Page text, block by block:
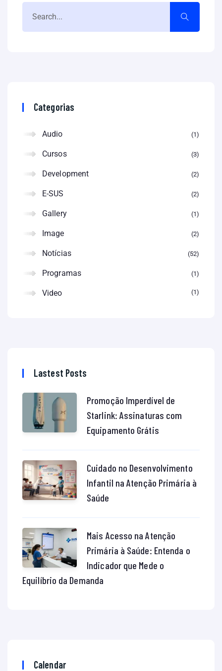
Categorias
Audio 1
Cursos 3
Development 2
E-SUS 2
Gallery 1
Image 2
Notícias 52
Programas 1
Video 1
Lastest Posts
Promoção Imperdível de
Starlink: Assinaturas com
Equipamento Grátis
Cuidado no Desenvolvimento
Infantil na Atenção Primária à
Saúde
Mais Acesso na Atenção
Primária à Saúde: Entenda o
Indicador que Mede o
Equilíbrio da Demanda
Calendar